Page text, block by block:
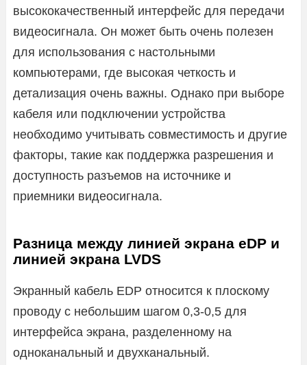
высококачественный интерфейс для передачи
видеосигнала. Он может быть очень полезен
для использования с настольными
компьютерами, где высокая четкость и
детализация очень важны. Однако при выборе
кабеля или подключении устройства
необходимо учитывать совместимость и другие
факторы, такие как поддержка разрешения и
доступность разъемов на источнике и
приемники видеосигнала.
Разница между линией экрана eDP и
линией экрана LVDS
Экранный кабель EDP ​​относится к плоскому
проводу с небольшим шагом 0,3-0,5 для
интерфейса экрана, разделенному на
одноканальный и двухканальный.